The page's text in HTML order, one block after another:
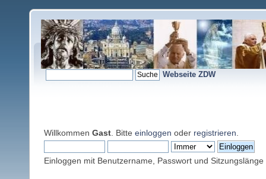
Webseite ZDW
Willkommen Gast . Bitte einloggen oder registrieren
Einloggen mit Benutzername, Passwort und Sitzungslänge